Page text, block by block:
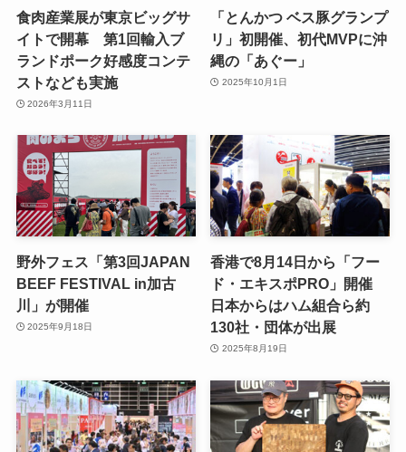
食肉産業展が東京ビッグサ
イトで開幕 第1回輸入ブ
ランドポーク好感度コンテ
ストなども実施
2026年3月11日
「とんかつ ベス豚グランプ
リ」初開催、初代MVPに沖
縄の「あぐー」
2025年10月1日
野外フェス「第3回JAPAN
BEEF FESTIVAL in加古
川」が開催
2025年9月18日
香港で8月14日から「フー
ド・エキスポPRO」開催
日本からはハム組合ら約
130社・団体が出展
2025年8月19日